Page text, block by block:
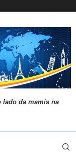
lado da mamis na